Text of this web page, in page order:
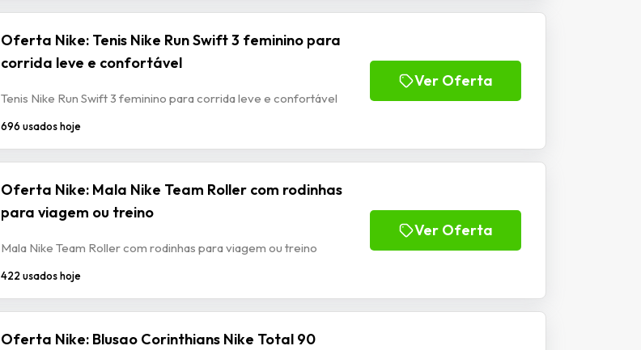
Oferta Nike: Tenis Nike Run Swift 3 feminino para
corrida leve e confortável
Tenis Nike Run Swift 3 feminino para corrida leve e confortável
696 usados hoje
Ver Oferta
Oferta Nike: Mala Nike Team Roller com rodinhas
para viagem ou treino
Mala Nike Team Roller com rodinhas para viagem ou treino
422 usados hoje
Ver Oferta
Oferta Nike: Blusao Corinthians Nike Total 90